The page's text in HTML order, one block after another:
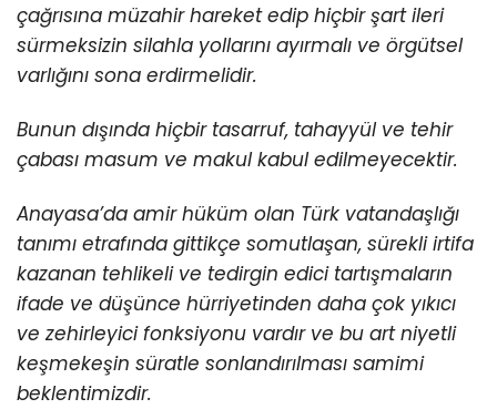
çağrısına müzahir hareket edip hiçbir şart ileri
sürmeksizin silahla yollarını ayırmalı ve örgütsel
varlığını sona erdirmelidir.
Bunun dışında hiçbir tasarruf, tahayyül ve tehir
çabası masum ve makul kabul edilmeyecektir.
Anayasa’da amir hüküm olan Türk vatandaşlığı
tanımı etrafında gittikçe somutlaşan, sürekli irtifa
kazanan tehlikeli ve tedirgin edici tartışmaların
ifade ve düşünce hürriyetinden daha çok yıkıcı
ve zehirleyici fonksiyonu vardır ve bu art niyetli
keşmekeşin süratle sonlandırılması samimi
beklentimizdir.